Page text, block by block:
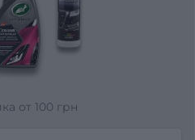
от 100 грн